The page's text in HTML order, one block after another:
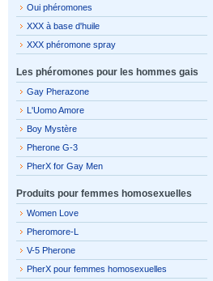
Oui phéromones
XXX à base d'huile
XXX phéromone spray
Les phéromones pour les hommes gais
Gay Pherazone
L'Uomo Amore
Boy Mystère
Pherone G-3
PherX for Gay Men
Produits pour femmes homosexuelles
Women Love
Pheromore-L
V-5 Pherone
PherX pour femmes homosexuelles